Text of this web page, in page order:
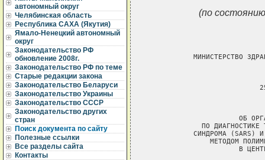
автономный округ
Челябинская область
Республика САХА (Якутия)
Ямало-Ненецкий автономный
округ
Законодательство РФ
обновление 2008г.
Законодательство РФ по теме
Старые редакции закона
Законодательство Беларуси
Законодательство Украины
Законодательство СССР
Законодательство других
стран
Поиск документа по сайту
Полезные ссылки
Все разделы сайта
Контакты
(по